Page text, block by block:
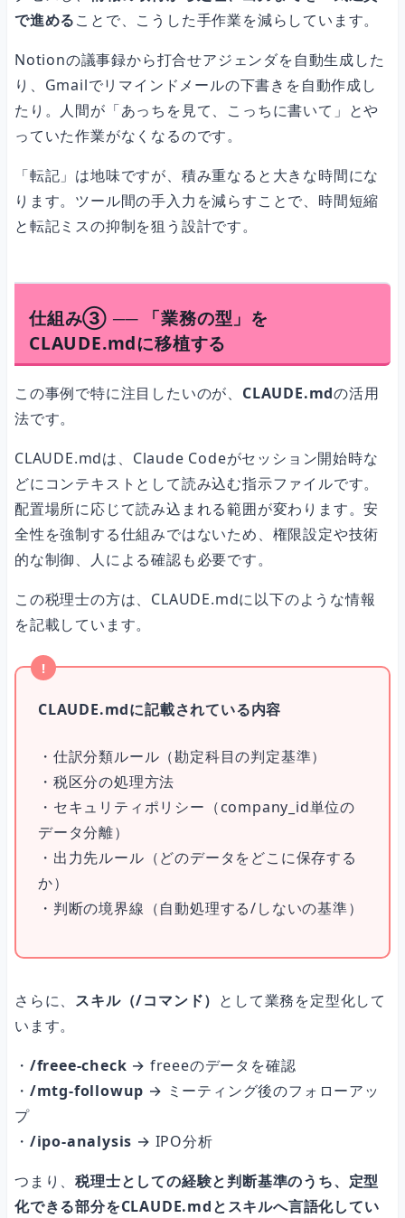
で進めることで、こうした手作業を減らしています。
Notionの議事録から打合せアジェンダを自動生成した
り、Gmailでリマインドメールの下書きを自動作成し
たり。人間が「あっちを見て、こっちに書いて」とや
っていた作業がなくなるのです。
「転記」は地味ですが、積み重なると大きな時間にな
ります。ツール間の手入力を減らすことで、時間短縮
と転記ミスの抑制を狙う設計です。
仕組み③ ── 「業務の型」を
CLAUDE.mdに移植する
この事例で特に注目したいのが、 CLAUDE.mdの活用
法です。
CLAUDE.mdは、Claude Codeがセッション開始時な
どにコンテキストとして読み込む指示ファイルです。
配置場所に応じて読み込まれる範囲が変わります。安
全性を強制する仕組みではないため、権限設定や技術
的な制御、人による確認も必要です。
この税理士の方は、CLAUDE.mdに以下のような情報
を記載しています。
CLAUDE.mdに記載されている内容
・仕訳分類ルール（勘定科目の判定基準）
・税区分の処理方法
・セキュリティポリシー（company_id単位の
データ分離）
・出力先ルール（どのデータをどこに保存する
か）
・判断の境界線（自動処理する/しないの基準）
さらに、 スキル（/コマンド） として業務を定型化して
います。
・ /freee-check → freeeのデータを確認
・ /mtg-followup → ミーティング後のフォローアッ
プ
・ /ipo-analysis → IPO分析
つまり、税理士としての経験と判断基準のうち、定型
化できる部分をCLAUDE.mdとスキルへ言語化してい